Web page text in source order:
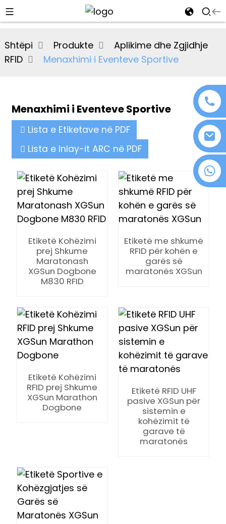
+86 18076372139
Shtëpi Produkte
Aplikime dhe Zgjidhje
RFID
Menaxhimi i Eventeve Sportive
Menaxhimi i Eventeve Sportive
Lista e Etiketave në PDF
Lista e Inlay-it ARC në PDF
Etiketë Kohëzimi
prej Shkume
Maratonash
XGSun Dogbone
M830 RFID
Etiketë me shkumë
RFID për kohën e
garës së
maratonës XGSun
Etiketë Kohëzimi
RFID prej Shkume
XGSun Marathon
Dogbone
Etiketë RFID UHF
pasive XGSun për
sistemin e
kohëzimit të
garave të
maratonës